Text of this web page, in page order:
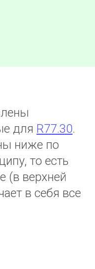
для R77.30.
ниже по
то есть
(в верхней
в себя все